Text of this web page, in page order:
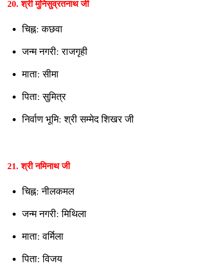
20. श्री मुनिसुव्रतनाथ जी
चिह्न: कछवा
जन्म नगरी: राजगृही
माता: सीमा
पिता: सुमित्र
निर्वाण भूमि: श्री सम्मेद शिखर जी
21. श्री नमिनाथ जी
चिह्न: नीलकमल
जन्म नगरी: मिथिला
माता: वर्मिला
पिता: विजय